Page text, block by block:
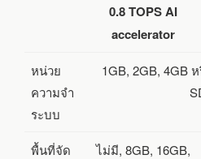
0.8 TOPS AI
accelerator
หน่วย
ความจำ
ระบบ
1GB, 2GB, 4GB
พื้นที่จัด
ไม่มี, 8GB, 16GB,